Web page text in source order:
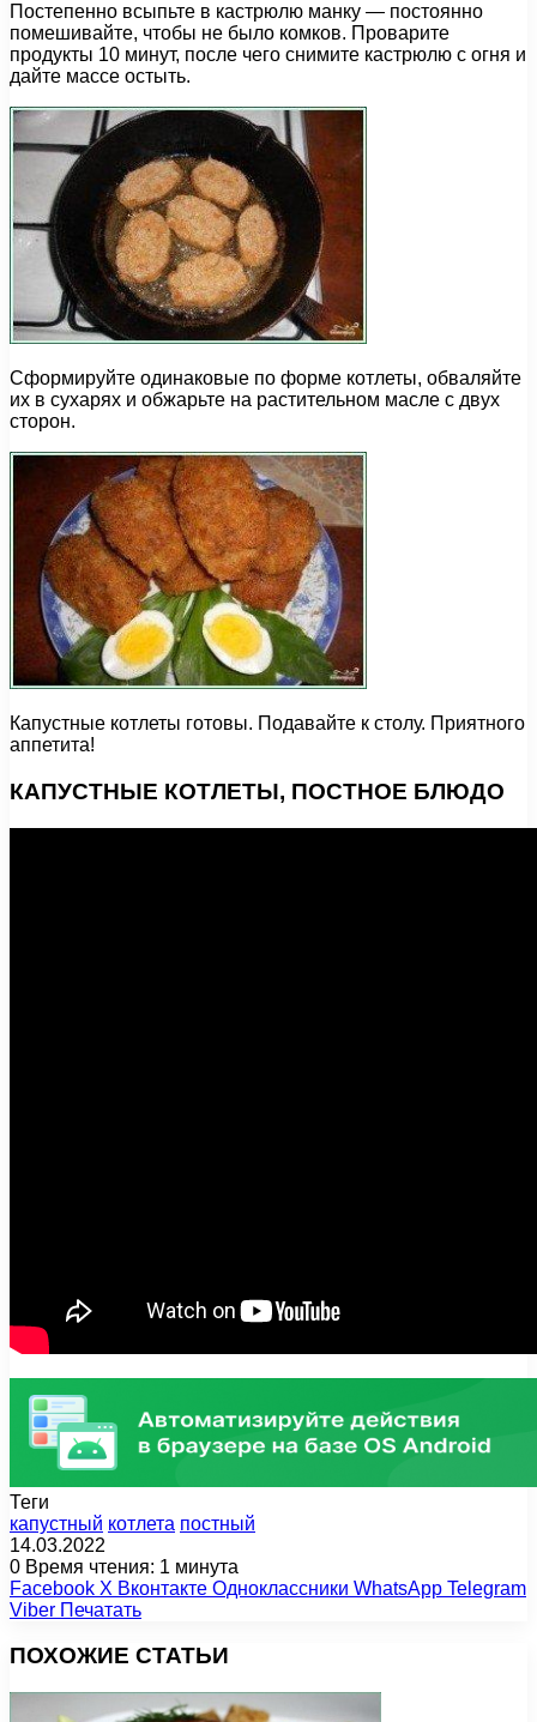
Постепенно всыпьте в кастрюлю манку — постоянно
помешивайте, чтобы не было комков. Проварите
продукты 10 минут, после чего снимите кастрюлю с огня и
дайте массе остыть.
Сформируйте одинаковые по форме котлеты, обваляйте
их в сухарях и обжарьте на растительном масле с двух
сторон.
Капустные котлеты готовы. Подавайте к столу. Приятного
аппетита!
КАПУСТНЫЕ КОТЛЕТЫ, ПОСТНОЕ БЛЮДО
Теги
капустный котлета постный
14.03.2022
0 Время чтения: 1 минута
Facebook X Вконтакте Одноклассники WhatsApp Telegram
Viber Печатать
ПОХОЖИЕ СТАТЬИ